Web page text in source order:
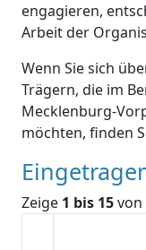
engagieren,
Arbeit der
Wenn Sie sich
Trägern, die im
Mecklenburg-
möchten, finden
Zeige 1 bis 15von